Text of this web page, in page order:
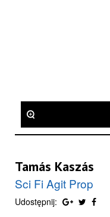
Tamás Kaszás
Sci Fi Agit Prop
Udostępnij: